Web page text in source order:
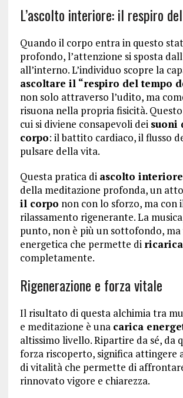
L’ascolto interiore: il respiro
Quando il corpo entra in questo
profondo, l’attenzione si sposta
all’interno. L’individuo scopre la
ascoltare il “respiro del tempo
non solo attraverso l’udito, ma
risuona nella propria fisicità.
cui si diviene consapevoli dei suoni
corpo: il battito cardiaco, il flusso
pulsare della vita.
Questa pratica di ascolto interiore
della meditazione profonda, un
il corpo non con lo sforzo, ma con
rilassamento rigenerante. La
punto, non è più un sottofondo, ma
energetica che permette di
completamente.
Rigenerazione e forza vitale
Il risultato di questa alchimia tra
e meditazione è una carica
altissimo livello. Ripartire da sé, da
forza riscoperto, significa attingere
di vitalità che permette di
rinnovato vigore e chiarezza.